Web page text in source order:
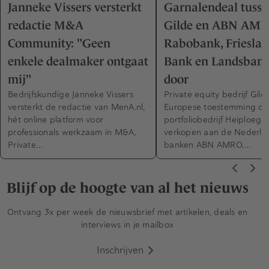
Janneke Vissers versterkt
redactie M&A
Community: "Geen
enkele dealmaker ontgaat
mij"
Bedrijfskundige Janneke Vissers
versterkt de redactie van MenA.nl,
hét online platform voor
professionals werkzaam in M&A,
Private…
Garnalendeal
Gilde en ABN
Rabobank,
Bank en
door
Private equity bedrijf
Europese toestemming
portfoliobedrijf Heiploeg
verkopen aan de
banken ABN AMRO,…
Blijf op de hoogte van al het nieuws
Ontvang 3x per week de nieuwsbrief met artikelen, deals en
interviews in je mailbox
Inschrijven